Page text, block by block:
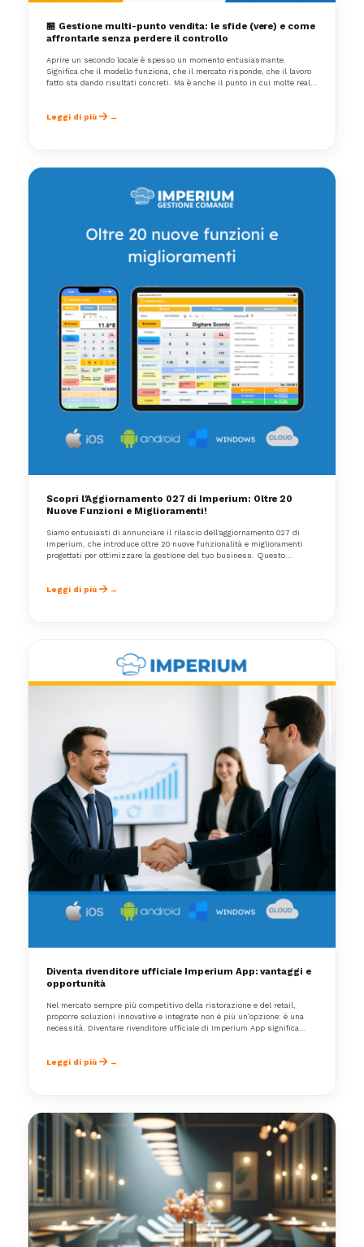
🏪 Gestione multi-punto vendita: le sfide (vere) e come
affrontarle senza perdere il controllo
Aprire un secondo locale è spesso un momento entusiasmante.
Significa che il modello funziona, che il mercato risponde, che il lavoro
fatto sta dando risultati concreti. Ma è anche il punto in cui molte realtà
completamente le regole del gioco.
Leggi di più
Scopri l'Aggiornamento 027 di Imperium: Oltre 20
Nuove Funzioni e Miglioramenti!
Siamo entusiasti di annunciare il rilascio dell'aggiornamento 027 di
Imperium, che introduce oltre 20 nuove funzionalità e miglioramenti
progettati per ottimizzare la gestione del tuo business. Questo
alle esigenze dei nostri utenti.
Leggi di più
Diventa rivenditore ufficiale Imperium App: vantaggi e
opportunità
Nel mercato sempre più competitivo della ristorazione e del retail,
proporre soluzioni innovative e integrate non è più un’opzione: è una
necessità. Diventare rivenditore ufficiale di Imperium App significa
Leggi di più